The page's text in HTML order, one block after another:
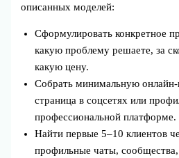
описанных моделей:
Сформулировать конкретное
какую проблему решаете, за
какую цену.
Собрать минимальную
страница в соцсетях или
профессиональной платформе.
Найти первые 5–10 клиентов
профильные чаты, сообщества,